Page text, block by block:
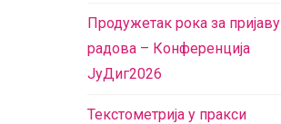
Продужетак рока за пријаву
радова – Конференција
ЈуДиг2026
Текстометрија у пракси